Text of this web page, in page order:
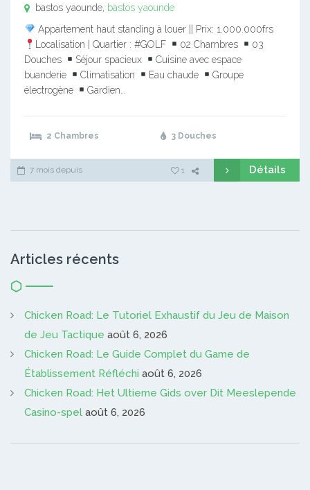
bastos yaounde, bastos yaounde
Appartement haut standing à louer || Prix: 1.000.000frs
Localisation | Quartier : #GOLF
02 Chambres
03
Douches
Séjour spacieux
Cuisine avec espace
buanderie
Climatisation Eau chaude
Groupe
électrogène
Gardien…
2 Chambres 3 Douches
7 mois depuis 1 Détails
Articles récents
Chicken Road: Le Tutoriel Exhaustif du Jeu de Maison
de Jeu Tactique août 6, 2026
Chicken Road: Le Guide Complet du Game de
Établissement Réfléchi août 6, 2026
Chicken Road: Het Ultieme Gids over Dit Meeslepende
Casino-spel août 6, 2026